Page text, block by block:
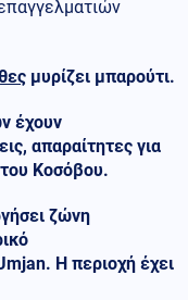
μυρίζει μπαρούτι.
έχουν
απαραίτητες για
Κοσόβου.
ζώνη
Η περιοχή έχει